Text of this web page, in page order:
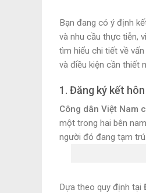
Bạn đang có ý định
và nhu cầu thực tiễn,
tìm hiểu chi tiết về
và điều kiện cần thiết
1. Đăng ký kết
Công dân Việt Nam
một trong hai bên
người đó đang tạm trú.
Dựa theo quy định tại